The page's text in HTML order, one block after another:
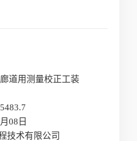
道用测量校正工装
08日
技术有限公司